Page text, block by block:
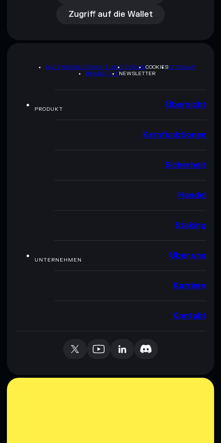
Zugriff auf die Wallet
DATENSCHUTZRICHTLINIETERMSCOOKIESSITEMAP
BRAND-KITNEWSLETTER
PRODUKT Übersicht
Kernfunktionen
Sicherheit
Handel
Staking
UNTERNEHMEN Über uns
Karriere
Kontakt